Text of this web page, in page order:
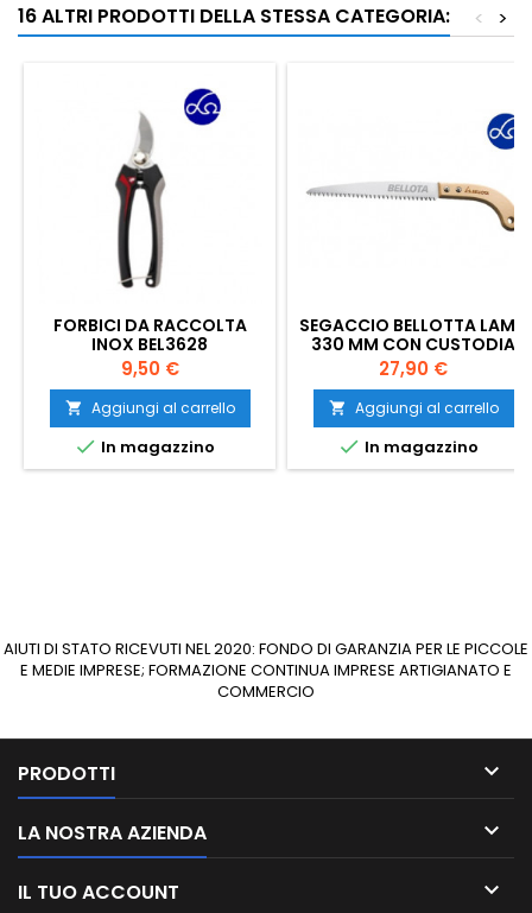
16 ALTRI PRODOTTI DELLA STESSA CATEGORIA: >
<
FORBICI DA RACCOLTA
INOX BEL3628
Prezzo
9,50 €
 Aggiungi al carrello
 In magazzino
SEGACCIO BELLOTTA LAMA
330 MM CON CUSTODIA
Prezzo
27,90 €
 Aggiungi al carrello
 In magazzino
AIUTI DI STATO RICEVUTI NEL 2020: FONDO DI GARANZIA PER LE PICCOLE
E MEDIE IMPRESE; FORMAZIONE CONTINUA IMPRESE ARTIGIANATO E
COMMERCIO
PRODOTTI 
LA NOSTRA AZIENDA 
IL TUO ACCOUNT 